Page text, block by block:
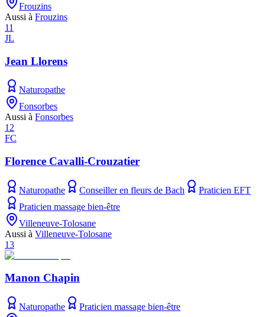
Frouzins
Aussi à Frouzins
11
JL
Jean Llorens
Naturopathe
Fonsorbes
Aussi à Fonsorbes
12
FC
Florence Cavalli-Crouzatier
Naturopathe Conseiller en fleurs de Bach
Praticien EFT
Praticien massage bien-être
Villeneuve-Tolosane
Aussi à Villeneuve-Tolosane
13
Manon Chapin
Naturopathe
Praticien massage bien-être